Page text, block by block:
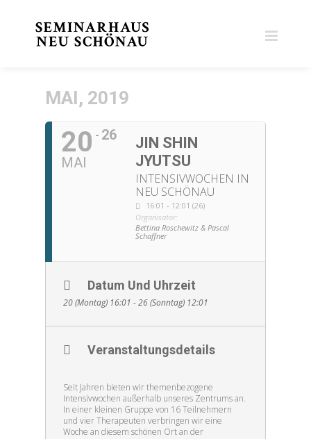
springen
MAI, 2019
20
MAI
26
JIN SHIN
JYUTSU
INTENSIVWOCHEN IN
NEU SCHÖNAU
16:01 - 12:01 (26)
Organisator:
Bettina Roschewitz & Pascal
Schaffner
Datum Und Uhrzeit
20 (Montag) 16:01 - 26 (Sonntag) 12:01
Veranstaltungsdetails
Seit Jahren bieten wir themenbezogene
Intensivwochen außerhalb unseres Zentrums an.
In einer kleinen Gruppe von 16 Teilnehmern
und vier Therapeuten verbringen wir eine
Woche an diesem schönen Ort an der